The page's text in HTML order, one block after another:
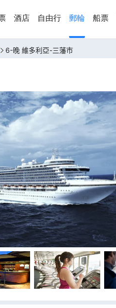
酒店 自由行 郵輪 船票
6-晚 維多利亞-三藩市